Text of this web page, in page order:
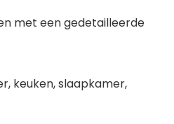
met een gedetailleerde
keuken, slaapkamer,